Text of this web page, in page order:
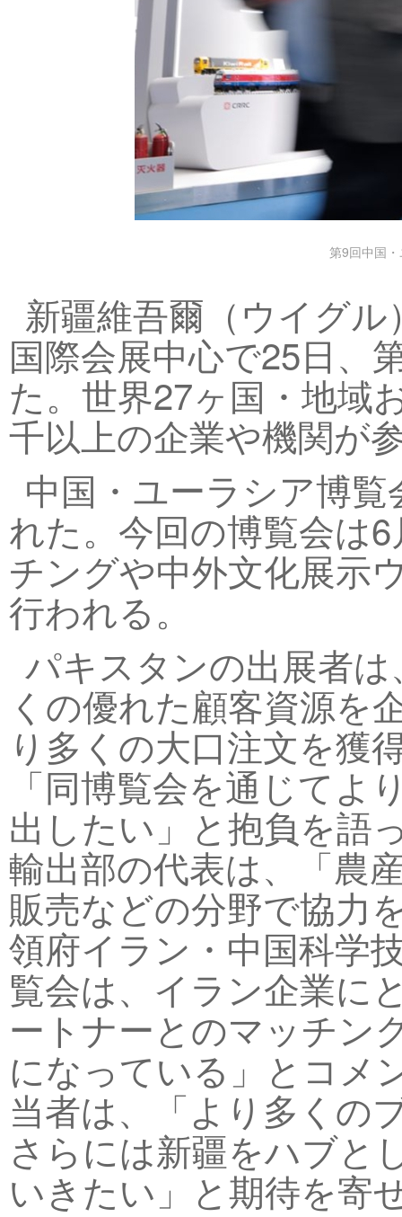
第9回中国
新疆維吾爾（ウイグ
国際会展中心で25日、
た。世界27ヶ国・地域
千以上の企業や機関が
中国・ユーラシア博
れた。今回の博覧会は
チングや中外文化展示
行われる。
パキスタンの出展者
くの優れた顧客資源を
り多くの大口注文を獲
「同博覧会を通じて
出したい」と抱負を語
輸出部の代表は、「農
販売などの分野で協力
領府イラン・中国科学
覧会は、イラン企業に
ートナーとのマッチン
になっている」とコメ
当者は、「より多くの
さらには新疆をハブと
いきたい」と期待を寄